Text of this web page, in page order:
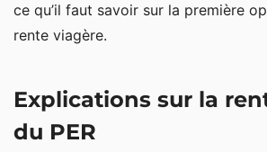
La fiscalité de la sortie en capital
Comment choisir entre la sortie en
ce qu’il faut savoir sur la première
rente viagère.
Explications sur la
du PER